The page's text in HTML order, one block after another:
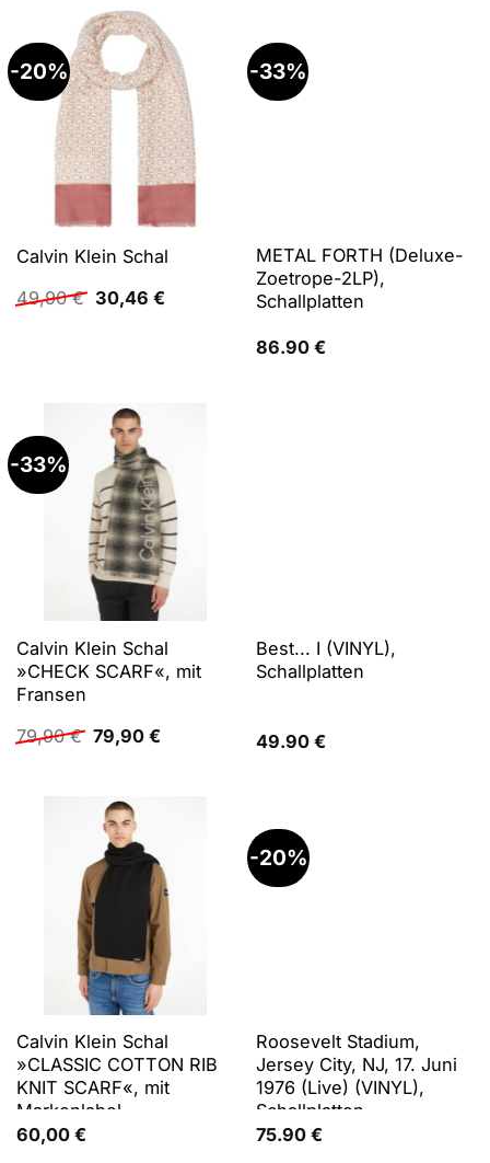
-20%
Calvin Klein Schal
49,90€ Ursprünglicher
Preis
30,46 €Aktueller
-33%
METAL FORTH (Deluxe-
Zoetrope-2LP),
Schallplatten
86.90 €
-33%
Calvin Klein Schal
»CHECK SCARF«, mit
Fransen
79,90€ Ursprünglicher
Preis
79,90 €Aktueller
Best... I (VINYL),
Schallplatten
49.90 €
Calvin Klein Schal
»CLASSIC COTTON RIB
KNIT SCARF«, mit
Markenlabel
60,00 €
-20%
Roosevelt Stadium,
Jersey City, NJ, 17. Juni
1976 (Live) (VINYL),
Schallplatten
75.90 €